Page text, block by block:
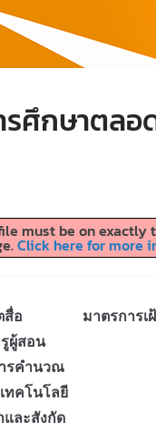
ศึกษาตลอ
must be on
Click here for more
สื่อ
ผู้สอน
รคำนวณ
ทคโนโลยี
ละสังกัด
มาตรการ